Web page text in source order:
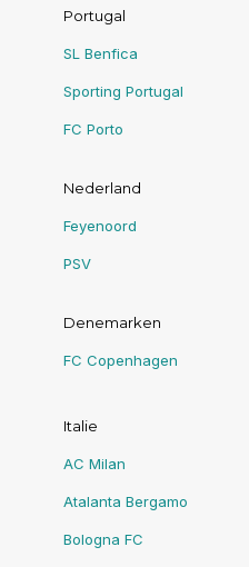
Portugal
SL Benfica
Sporting Portugal
FC Porto
Nederland
Feyenoord
PSV
Denemarken
FC Copenhagen
Italie
AC Milan
Atalanta Bergamo
Bologna FC